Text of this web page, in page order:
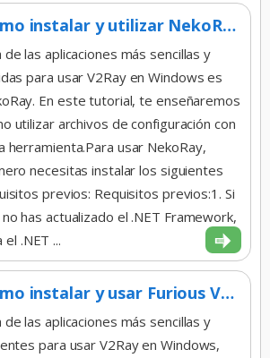
Cómo instalar y utilizar NekoRay VPN (V2Ray) en computadoras de escritorio
de las aplicaciones más sencillas y
para usar V2Ray en Windows es
En este tutorial, te enseñaremos
utilizar archivos de configuración con
herramienta.Para usar NekoRay,
necesitas instalar los siguientes
previos: Requisitos previos:1. Si
no has actualizado el .NET Framework,
.NET ...
Cómo instalar y usar Furious V2Ray en tu computadora
de las aplicaciones más sencillas y
para usar V2Ray en Windows,